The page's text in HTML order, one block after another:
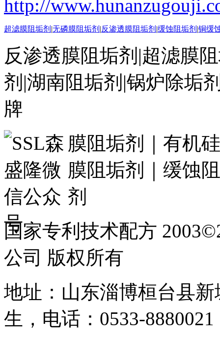
http://
超滤膜阻垢剂 |无磷膜阻垢剂 |反渗透膜阻垢剂 |缓蚀阻垢剂 |铜缓
反渗透膜阻垢剂|超滤膜
剂|湖南阻垢剂|锅炉除垢
牌
膜阻垢剂｜有机
膜阻垢剂｜缓蚀
剂
国家专利技术配方
公司 版权所有
地址：山东淄博桓台县
生，电话：0533-